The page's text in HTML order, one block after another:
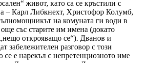
живот, като са се кръстили с
– Карл Либкнехт, Христофор Колумб,
на комуната ги води в
със старите им имена (докато
открояващо се“). Дванов и
забележителен разговор с този
е нарекъл с непретенциозното име